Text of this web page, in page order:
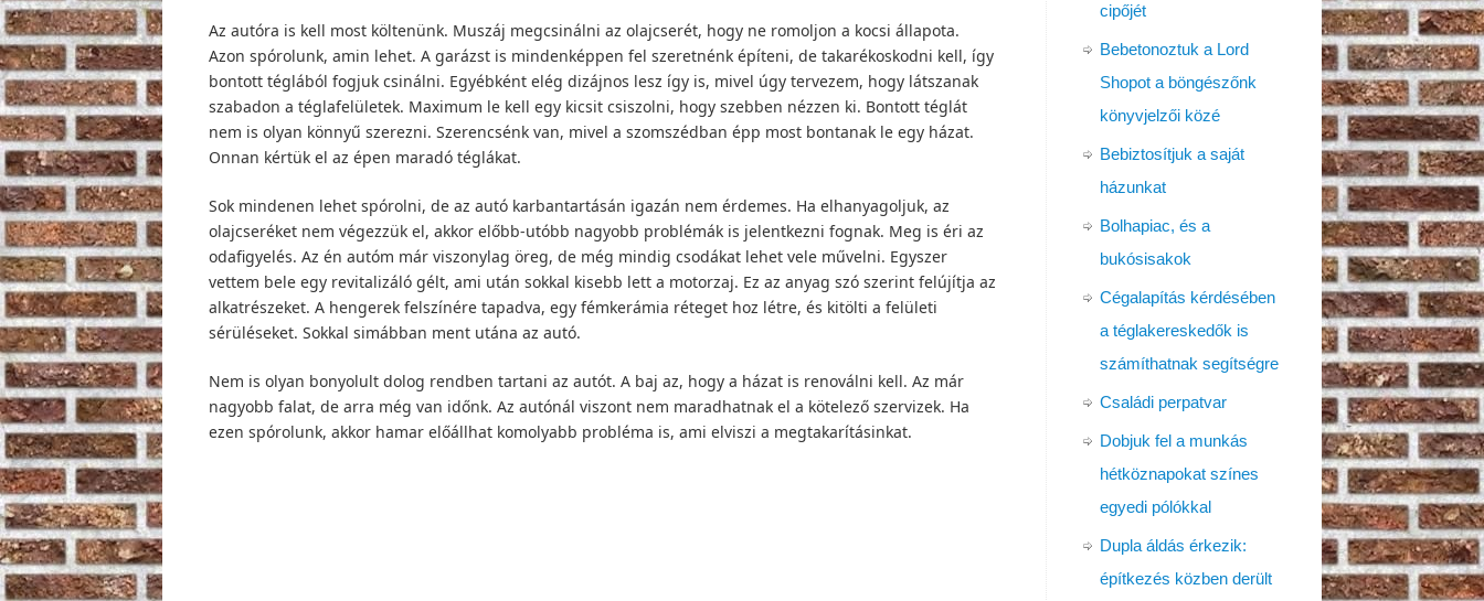
Az autóra is kell most költenünk. Muszáj megcsinálni az olajcserét, hogy ne romoljon a kocsi állapota.
Azon spórolunk, amin lehet. A garázst is mindenképpen fel szeretnénk építeni, de takarékoskodni kell, így
bontott téglából fogjuk csinálni. Egyébként elég dizájnos lesz így is, mivel úgy tervezem, hogy látszanak
szabadon a téglafelületek. Maximum le kell egy kicsit csiszolni, hogy szebben nézzen ki. Bontott téglát
nem is olyan könnyű szerezni. Szerencsénk van, mivel a szomszédban épp most bontanak le egy házat.
Onnan kértük el az épen maradó téglákat.
Sok mindenen lehet spórolni, de az autó karbantartásán igazán nem érdemes. Ha elhanyagoljuk, az
olajcseréket nem végezzük el, akkor előbb-utóbb nagyobb problémák is jelentkezni fognak. Meg is éri az
odafigyelés. Az én autóm már viszonylag öreg, de még mindig csodákat lehet vele művelni. Egyszer
vettem bele egy revitalizáló gélt, ami után sokkal kisebb lett a motorzaj. Ez az anyag szó szerint felújítja az
alkatrészeket. A hengerek felszínére tapadva, egy fémkerámia réteget hoz létre, és kitölti a felületi
sérüléseket. Sokkal simábban ment utána az autó.
Nem is olyan bonyolult dolog rendben tartani az autót. A baj az, hogy a házat is renoválni kell. Az már
nagyobb falat, de arra még van időnk. Az autónál viszont nem maradhatnak el a kötelező szervizek. Ha
ezen spórolunk, akkor hamar előállhat komolyabb probléma is, ami elviszi a megtakarításinkat.
cipőjét
Bebetonoztuk a Lord
Shopot a böngészőnk
könyvjelzői közé
Bebiztosítjuk a saját
házunkat
Bolhapiac, és a
bukósisakok
Cégalapítás kérdésében
a téglakereskedők is
számíthatnak segítségre
Családi perpatvar
Dobjuk fel a munkás
hétköznapokat színes
egyedi pólókkal
Dupla áldás érkezik:
építkezés közben derült